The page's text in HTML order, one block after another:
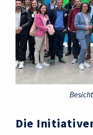
Die